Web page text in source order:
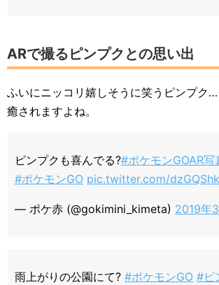
ARで撮るピンプクとの思い出
ふいにニッコリ嬉しそうに笑うピンプク…
癒されますよね。
ピンプクも喜んでる?#ポケモンGOAR写
#ポケモンGO pic.twitter.com/
— ポケ赤 (@gokimini_kimeta) 2019年
雨上がりの公園にて? #ポケモンGO #ピ